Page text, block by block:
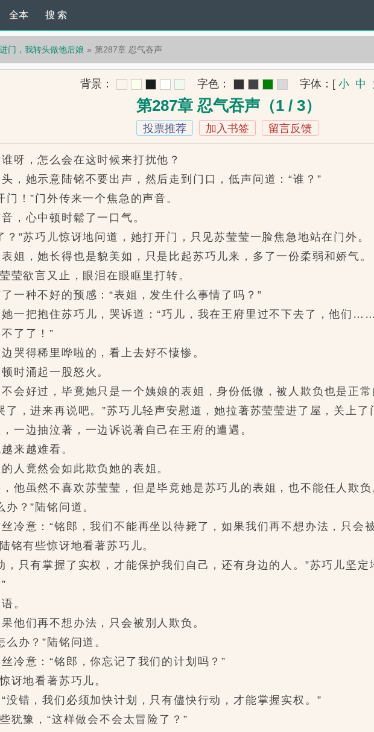
全本 搜 索
门，我转头做他后娘 第287章 忍气吞声
背景： 字色： 字体： [ 小 中
第287章 忍气吞声（1 / 3）
投票推荐 加入书签 留言反馈
，怎么会在这时候来打扰他？
她示意陆铭不要出声，然后走到门口，低声问道：“谁？”
！”门外传来一个焦急的声音。
心中顿时鬆了一口气。
苏巧儿惊讶地问道，她打开门，只见苏莹莹一脸焦急地站在门外。
，她长得也是貌美如，只是比起苏巧儿来，多了一份柔弱和娇气。
欲言又止，眼泪在眼眶里打转。
种不好的预感：“表姐，发生什么事情了吗？”
把抱住苏巧儿，哭诉道：“巧儿，我在王府里过不下去了，他们
了了！”
得稀里哗啦的，看上去好不悽惨。
涌起一股怒火。
好过，毕竟她只是一个姨娘的表姐，身份低微，被人欺负也是正常
进来再说吧。”苏巧儿轻声安慰道，她拉著苏莹莹进了屋，关上了
边抽泣著，一边诉说著自己在王府的遭遇。
来越难看。
竟然会如此欺负她的表姐。
虽然不喜欢苏莹莹，但是毕竟她是苏巧儿的表姐，也不能任人欺负
？”陆铭问道。
意：“铭郎，我们不能再坐以待毙了，如果我们再不想办法，只会
有些惊讶地看著苏巧儿。
有掌握了实权，才能保护我们自己，还有身边的人。”苏巧儿坚定
。
们再不想办法，只会被別人欺负。
办？”陆铭问道。
意：“铭郎，你忘记了我们的计划吗？”
地看著苏巧儿。
错，我们必须加快计划，只有儘快行动，才能掌握实权。”
豫，“这样做会不会太冒险了？”